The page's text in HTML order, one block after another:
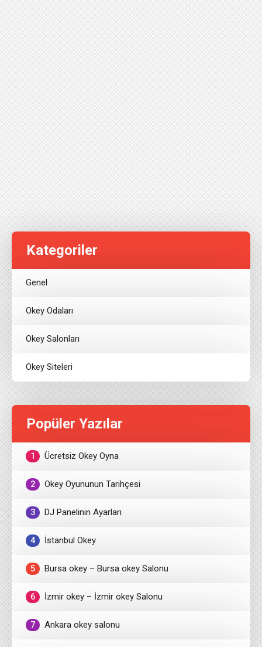
Kategoriler
Genel
Okey Odaları
Okey Salonları
Okey Siteleri
Popüler Yazılar
1 Ücretsiz Okey Oyna
2 Okey Oyununun Tarihçesi
3 DJ Panelinin Ayarları
4 İstanbul Okey
5 Bursa okey – Bursa okey Salonu
6 İzmir okey – İzmir okey Salonu
7 Ankara okey salonu